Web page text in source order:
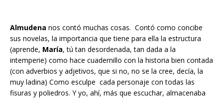
Almudena nos contó muchas cosas. Contó como concibe
sus novelas, la importancia que tiene para ella la estructura
(aprende, María, tú tan desordenada, tan dada a la
intemperie) como hace cuadernillo con la historia bien contada
(con adverbios y adjetivos, que si no, no se la cree, decía, la
muy ladina) Como esculpe cada personaje con todas las
fisuras y poliedros. Y yo, ahí, más que escuchar, almacenaba